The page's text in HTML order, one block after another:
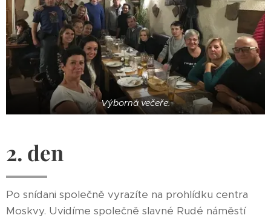
Výborná večeře.
2. den
Po snídani společně vyrazíte na prohlídku centra
Moskvy. Uvidíme společně slavné Rudé náměstí